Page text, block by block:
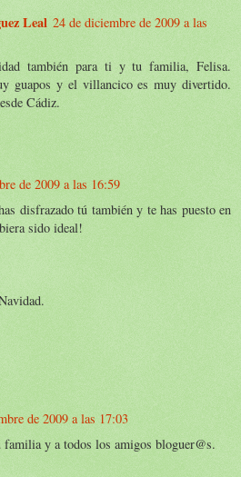
Leal 24 de diciembre de 2009 a las
también para ti y tu familia, Felisa.
guapos y el villancico es muy divertido.
Cádiz.
de 2009 a las 16:59
disfrazado tú también y te has puesto en
sido ideal!
de 2009 a las 17:03
y a todos los amigos bloguer@s.